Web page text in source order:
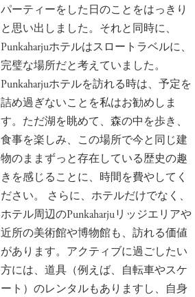
パーティーをした日のことをはっきり
と思い出しました。それと同時に、
Punkaharjuホテルはスロートラベルに、
完璧な場所だと考えていました。
Punkaharjuホテルを訪れる時は、予定を
詰め過ぎないことを私はお勧めしま
す。ただ湖を眺めて、森の中を歩き、
食事を楽しみ、この場所で今と同じ建
物のままずっと存在している歴史の趣
きを感じることに、時間を費やしてく
ださい。 さらに、ホテルだけでなく、
ホテル周辺のPunkaharjuリッジエリアや
近所の美術館や博物館も、訪れる価値
があります。アクティブに過ごしたい
方には、道具（例えば、自転車やスケ
ート）のレンタルもありますし、自身